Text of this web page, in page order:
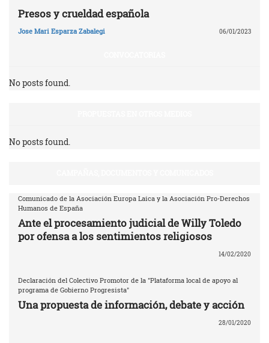
Presos y crueldad española
Jose Mari Esparza Zabalegi 06/01/2023
No posts found.
No posts found.
Comunicado de la Asociación Europa Laica y la Asociación Pro-Derechos
Humanos de España
Ante el procesamiento judicial de Willy Toledo
por ofensa a los sentimientos religiosos
14/02/2020
Declaración del Colectivo Promotor de la "Plataforma local de apoyo al
programa de Gobierno Progresista"
Una propuesta de información, debate y acción
28/01/2020